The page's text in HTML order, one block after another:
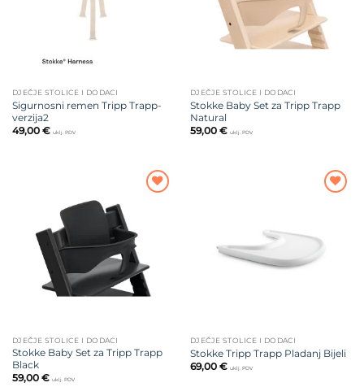
DJEČJE STOLICE I DODACI
Sigurnosni remen Tripp Trapp-
verzija2
49,00 € uklj. PDV
DJEČJE STOLICE I DODACI
Stokke Baby Set za Tripp Trapp
Natural
59,00 € uklj. PDV
DJEČJE STOLICE I DODACI
Stokke Baby Set za Tripp Trapp
Black
59,00 € uklj. PDV
DJEČJE STOLICE I DODACI
Stokke Tripp Trapp Pladanj Bijeli
69,00 € uklj. PDV